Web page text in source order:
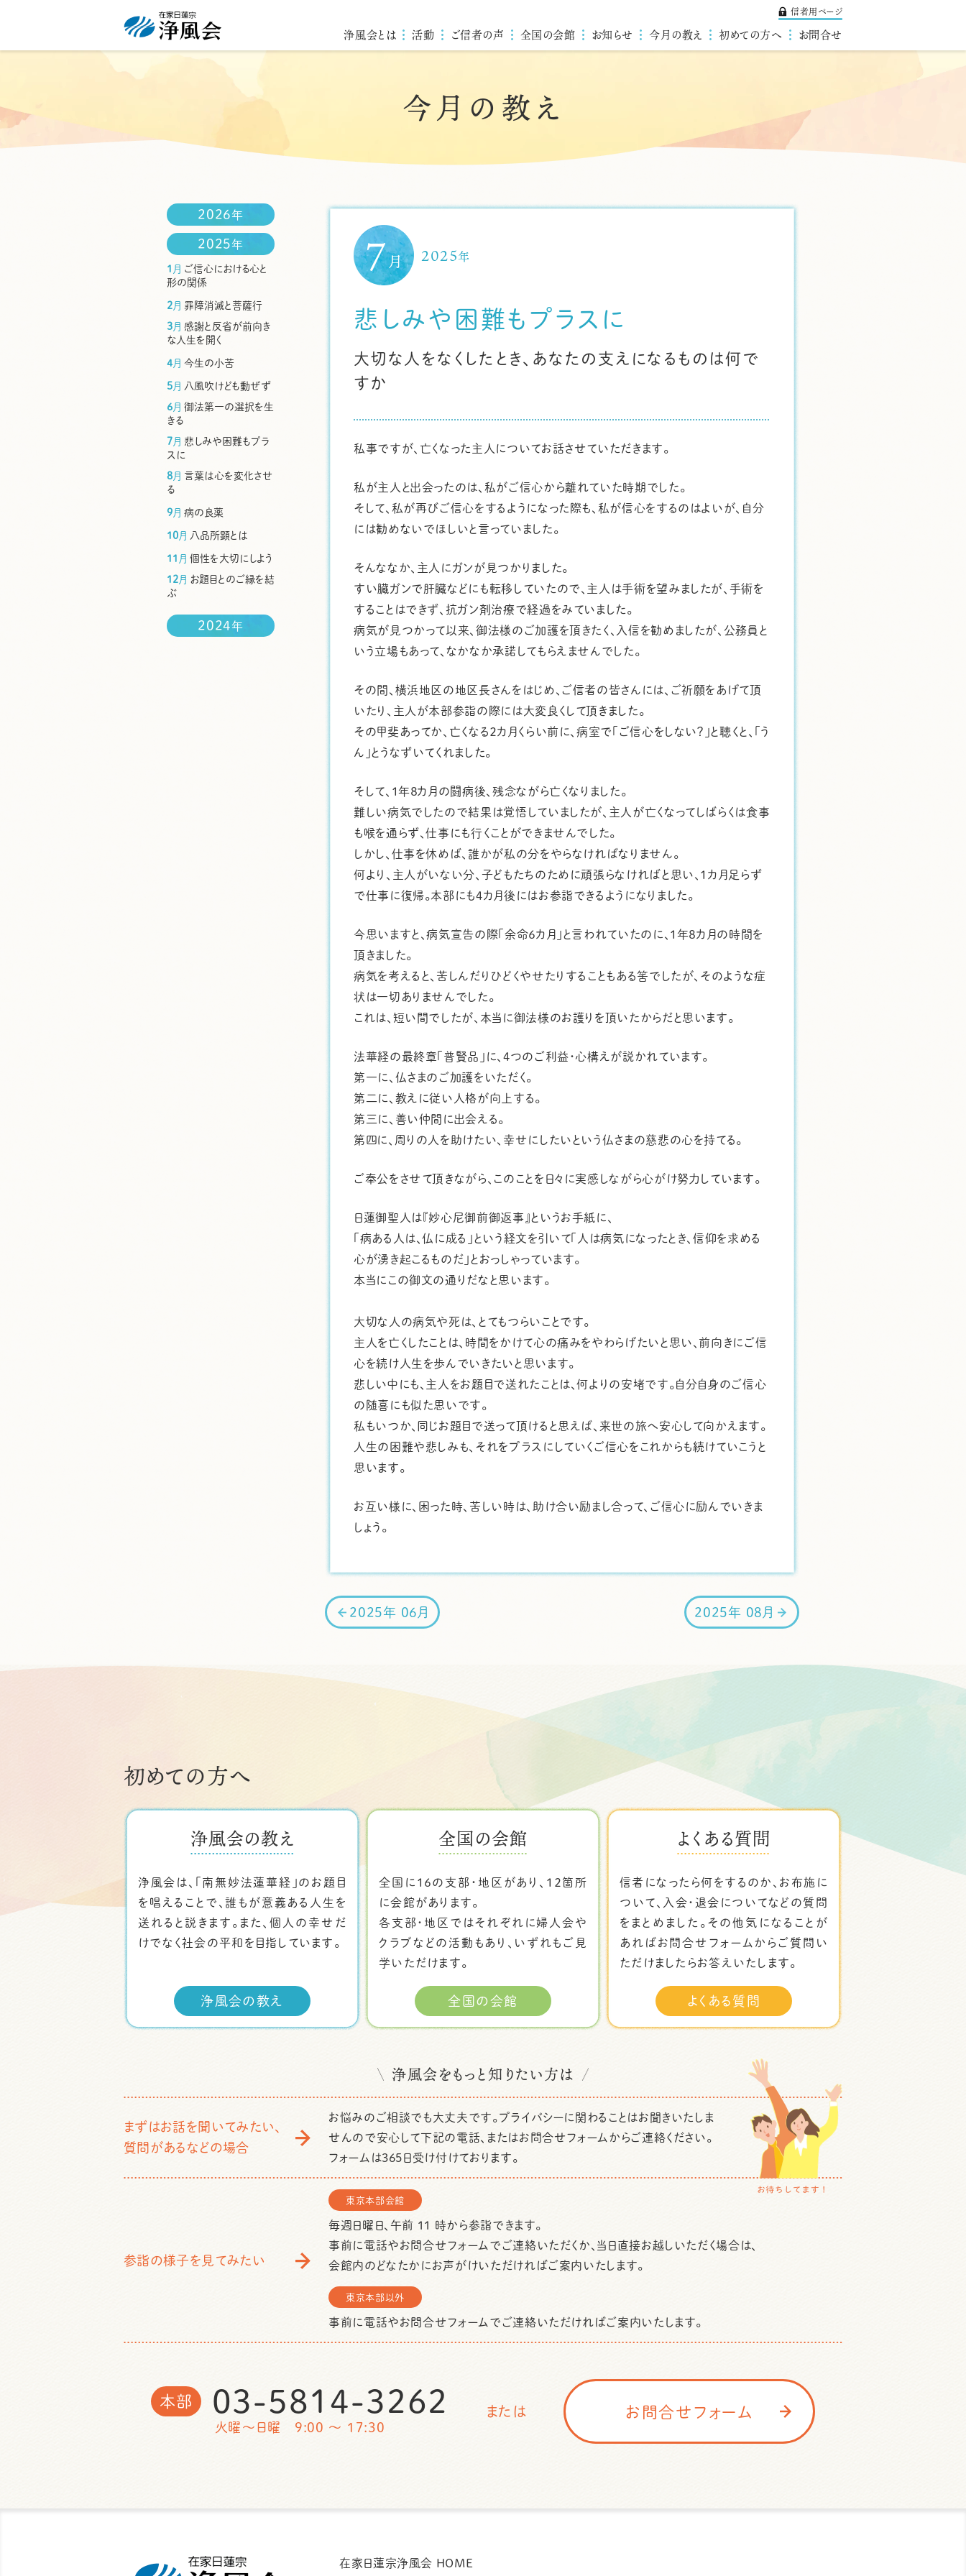
浄風会
信者用ページ
浄風会とは 活動 ご信者の声 全国の会館 お知らせ 今月の教え 初めての方へ お問合せ
今月の教え
7月 2025年
悲しみや困難もプラスに
大切な人をなくしたとき、あなたの支えになるものは何で
すか
私事ですが、亡くなった主人についてお話させていただきます。
私が主人と出会ったのは、私がご信心から離れていた時期でした。
そして、私が再びご信心をするようになった際も、私が信心をするのはよいが、自分
には勧めないでほしいと言っていました。
そんななか、主人にガンが見つかりました。
すい臓ガンで肝臓などにも転移していたので、主人は手術を望みましたが、手術を
することはできず、抗ガン剤治療で経過をみていました。
病気が見つかって以来、御法様のご加護を頂きたく、入信を勧めましたが、公務員と
いう立場もあって、なかなか承諾してもらえませんでした。
その間、横浜地区の地区長さんをはじめ、ご信者の皆さんには、ご祈願をあげて頂
いたり、主人が本部参詣の際には大変良くして頂きました。
その甲斐あってか、亡くなる２カ月くらい前に、病室で「ご信心をしない？」と聴くと、「う
ん」とうなずいてくれました。
そして、１年８カ月の闘病後、残念ながら亡くなりました。
難しい病気でしたので結果は覚悟していましたが、主人が亡くなってしばらくは食事
も喉を通らず、仕事にも行くことができませんでした。
しかし、仕事を休めば、誰かが私の分をやらなければなりません。
何より、主人がいない分、子どもたちのために頑張らなければと思い、１カ月足らず
で仕事に復帰。本部にも４カ月後にはお参詣できるようになりました。
今思いますと、病気宣告の際｢余命６カ月｣と言われていたのに、１年８カ月の時間を
頂きました。
病気を考えると、苦しんだりひどくやせたりすることもある筈でしたが、そのような症
状は一切ありませんでした。
これは、短い間でしたが、本当に御法様のお護りを頂いたからだと思います。
法華経の最終章「普賢品」に、４つのご利益・心構えが説かれています。
第一に、仏さまのご加護をいただく。
第二に、教えに従い人格が向上する。
第三に、善い仲間に出会える。
第四に、周りの人を助けたい、幸せにしたいという仏さまの慈悲の心を持てる。
ご奉公をさせて頂きながら、このことを日々に実感しながら心がけ努力しています。
日蓮御聖人は『妙心尼御前御返事』というお手紙に、
「病ある人は、仏に成る」という経文を引いて「人は病気になったとき、信仰を求める
心が湧き起こるものだ」とおっしゃっています。
本当にこの御文の通りだなと思います。
大切な人の病気や死は、とてもつらいことです。
主人を亡くしたことは、時間をかけて心の痛みをやわらげたいと思い、前向きにご信
心を続け人生を歩んでいきたいと思います。
悲しい中にも、主人をお題目で送れたことは、何よりの安堵です。自分自身のご信心
の随喜にも似た思いです。
私もいつか、同じお題目で送って頂けると思えば、来世の旅へ安心して向かえます。
人生の困難や悲しみも、それをプラスにしていくご信心をこれからも続けていこうと
思います。
お互い様に、困った時、苦しい時は、助け合い励まし合って、ご信心に励んでいきま
しょう。
2025年 06月 2025年 08月
2026年
2025年
1 月 ご信心における心と
形の関係
2月 罪障消滅と菩薩行
3月 感謝と反省が前向き
な人生を開く
4月 今生の小苦
5月 八風吹けども動ぜず
6月 御法第一の選択を生
きる
7月 悲しみや困難もプラ
スに
8月 言葉は心を変化させ
る
9月 病の良薬
10月 八品所顕とは
11 月 個性を大切にしよう
12月 お題目とのご縁を結
ぶ
2024年
初めての方へ
浄風会の教え
浄風会は、「南無妙法蓮華経」のお題目
を唱えることで、誰もが意義ある人生を
送れると説きます。また、個人の幸せだ
けでなく社会の平和を目指しています。
浄風会の教え
全国の会館
全国に１６の支部・地区があり、１２箇所
に会館があります。
各支部・地区ではそれぞれに婦人会や
クラブなどの活動もあり、いずれもご見
学いただけます。
全国の会館
よくある質問
信者になったら何をするのか、お布施に
ついて、入会・退会についてなどの質問
をまとめました。その他気になることが
あればお問合せフォームからご質問い
ただけましたらお答えいたします。
よくある質問
浄風会をもっと知りたい方は
まずはお話を聞いてみたい、
質問があるなどの場合
お悩みのご相談でも大丈夫です。プライバシーに関わることはお聞きいたしま
せんので安心して下記の電話、またはお問合せフォームからご連絡ください。
フォームは365日受け付けております。
参詣の様子を見てみたい
東京本部会館
毎週日曜日、午前 11 時から参詣できます。
事前に電話やお問合せフォームでご連絡いただくか、当日直接お越しいただく場合は、
会館内のどなたかにお声がけいただければご案内いたします。
東京本部以外
事前に電話やお問合せフォームでご連絡いただければご案内いたします。
本部 03-5814-3262
火曜～日曜 9:00 ～ 17:30
または お問合せフォーム
在家日蓮宗浄風会 HOME